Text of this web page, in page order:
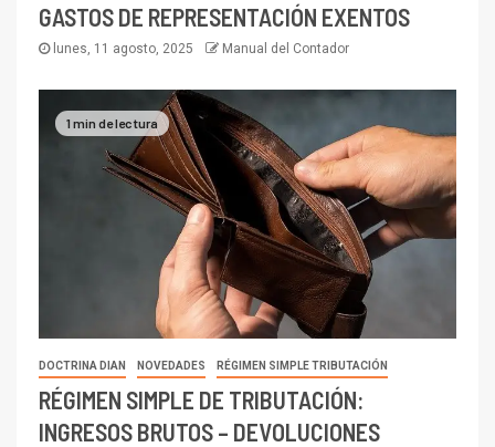
GASTOS DE REPRESENTACIÓN EXENTOS
lunes, 11 agosto, 2025 Manual del Contador
1 min de lectura
DOCTRINA DIAN NOVEDADES RÉGIMEN SIMPLE TRIBUTACIÓN
RÉGIMEN SIMPLE DE TRIBUTACIÓN:
INGRESOS BRUTOS – DEVOLUCIONES